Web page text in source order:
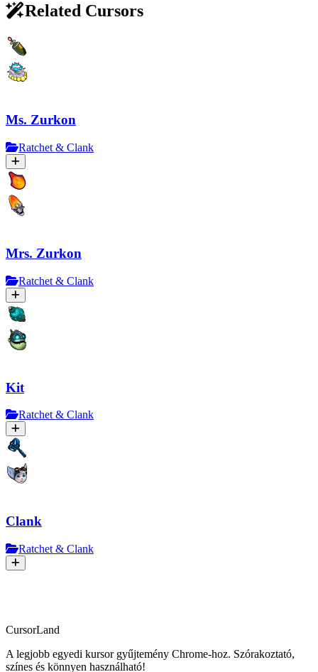
Related Cursors
Ms. Zurkon
Ratchet & Clank
Mrs. Zurkon
Ratchet & Clank
Kit
Ratchet & Clank
Clank
Ratchet & Clank
CursorLand
A legjobb egyedi kursor gyűjtemény Chrome-hoz. Szórakoztató,
színes és könnyen használható!